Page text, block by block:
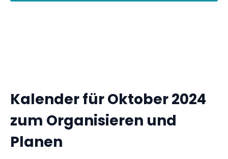
Kalender für Oktober 2024
zum Organisieren und
Planen